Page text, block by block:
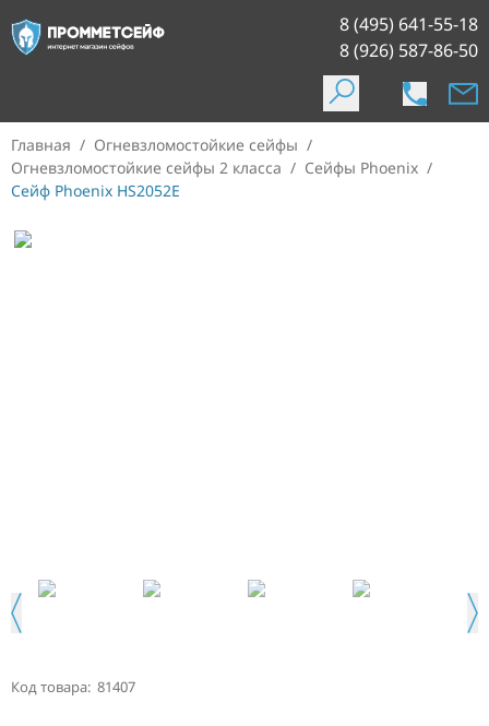
8 (495) 641-55-18
8 (926) 587-86-50
Главная / Огневзломостойкие сейфы /
Огневзломостойкие сейфы 2 класса / Сейфы Phoenix /
Сейф Phoenix HS2052E
Код товара: 81407